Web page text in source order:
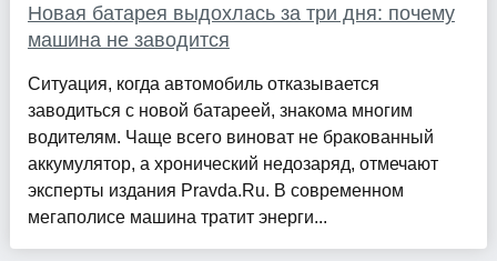
Новая батарея выдохлась за три дня: почему
машина не заводится
Ситуация, когда автомобиль отказывается
заводиться с новой батареей, знакома многим
водителям. Чаще всего виноват не бракованный
аккумулятор, а хронический недозаряд, отмечают
эксперты издания Pravda.Ru. В современном
мегаполисе машина тратит энерги...